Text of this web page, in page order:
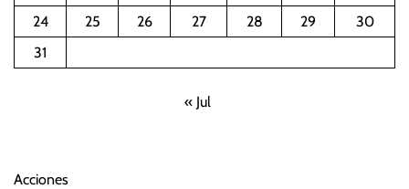
24
25 26 27 28 29
30
31
« Jul
Acciones